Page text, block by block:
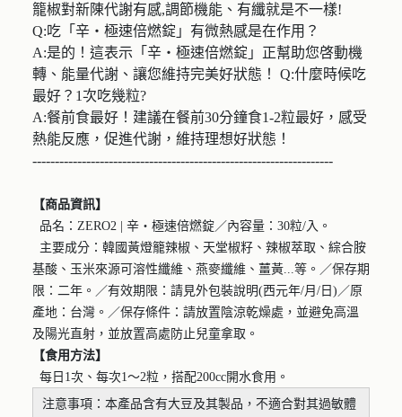
籠椒對新陳代謝有感,調節機能、有纖就是不一樣!
Q:吃「辛・極速倍燃錠」有微熱感是在作用？
A:是的！這表示「辛・極速倍燃錠」正幫助您啓動機
轉、能量代謝、讓您維持完美好狀態！ Q:什麼時候吃
最好？1次吃幾粒?
A:餐前食最好！建議在餐前30分鐘食1-2粒最好，感受
熱能反應，促進代謝，維持理想好狀態！
-------------------------------------------------------------------
【商品資訊】
品名：ZERO2 | 辛・極速倍燃錠／內容量：30粒/入。
主要成分：韓國黃燈籠辣椒、天堂椒籽、辣椒萃取、綜合胺
基酸、玉米來源可溶性纖維、燕麥纖維、薑黃...等。／保存期
限：二年。／有效期限：請見外包裝說明(西元年/月/日)／原
產地：台灣。／保存條件：請放置陰涼乾燥處，並避免高溫
及陽光直射，並放置高處防止兒童拿取。
【食用方法】
每日1次、每次1～2粒，搭配200cc開水食用。
注意事項：本產品含有大豆及其製品，不適合對其過敏體